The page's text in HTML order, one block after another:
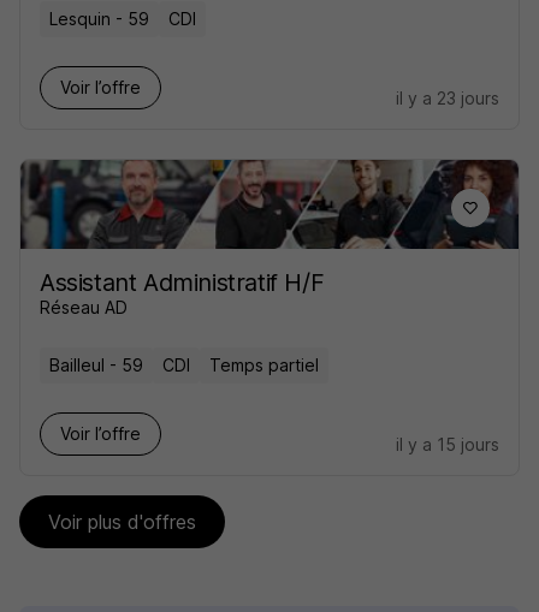
Lesquin - 59 CDI
Voir l’offre
il y a 23 jours
Assistant Administratif H/F
Réseau AD
Bailleul - 59 CDI Temps partiel
Voir l’offre
il y a 15 jours
Voir plus d'offres